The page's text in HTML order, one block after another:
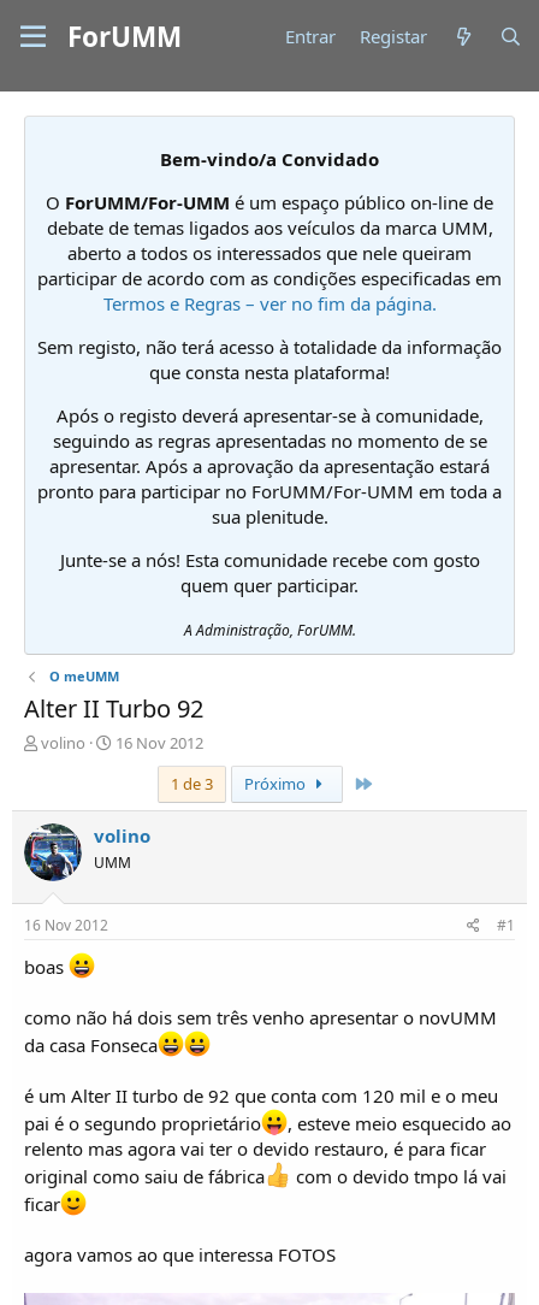
ForUMM Entrar Registar
Bem-vindo/a Convidado
O ForUMM/For-UMM é um espaço público on-line de
debate de temas ligados aos veículos da marca UMM,
aberto a todos os interessados que nele queiram
participar de acordo com as condições especificadas em
Termos e Regras – ver no fim da página.
Sem registo, não terá acesso à totalidade da informação
que consta nesta plataforma!
Após o registo deverá apresentar-se à comunidade,
seguindo as regras apresentadas no momento de se
apresentar. Após a aprovação da apresentação estará
pronto para participar no ForUMM/For-UMM em toda a
sua plenitude.
Junte-se a nós! Esta comunidade recebe com gosto
quem quer participar.
A Administração, ForUMM.
O meUMM
Alter II Turbo 92
I
c
i
a
d
d
T
p
i
o
s
volino
D
a
d
e
i
16 Nov 2012
1 de 3
Próximo
volino
UMM
16 Nov 2012 #1
boas
como não há dois sem três venho apresentar o novUMM
da casa Fonseca
é um Alter II turbo de 92 que conta com 120 mil e o meu
pai é o segundo proprietário
, esteve meio esquecido ao
relento mas agora vai ter o devido restauro, é para ficar
original como saiu de fábrica
com o devido tmpo lá vai
ficar
agora vamos ao que interessa FOTOS